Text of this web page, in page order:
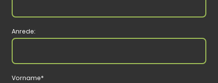
Anrede:
Vorname*